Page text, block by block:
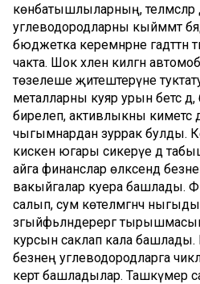
көнбатышлыларның, теләмәсәләр
углеводородларны кыйммәт
бюджетка керемнәрне
чакта. Шок хәленә килгән
төзелеше җитештерүне туктату
металларны куяр урын бетсә
бирелеп, активлыкны киметсә
чыгымнардан зуррак булды.
кискен югары сикерүе дә
айга финанслар өлкәсендә
вакыйгалар куера башлады.
салып, сум көтелмәгәнчә
зәгыйфьләндерергә
курсын саклап кала
безнең углеводородларга
кертә башладылар. Ташкүмер